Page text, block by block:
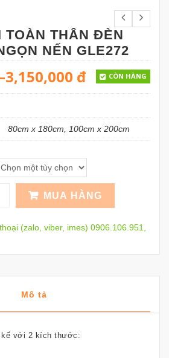
TOÀN THÂN ĐÈN
NẾN GLE272
3,150,000 đ CÒN HÀNG
80cm x 180cm, 100cm x 200cm
MUA HÀNG
(zalo, viber, imes) 0906.106.951,
Mô tả
với 2 kích thước: